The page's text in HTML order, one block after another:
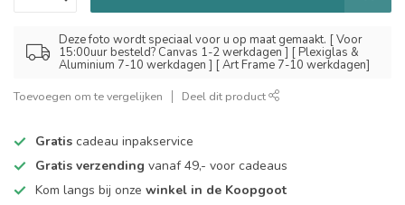
Deze foto wordt speciaal voor u op maat gemaakt. [ Voor
15:00uur besteld? Canvas 1-2 werkdagen ] [ Plexiglas &
Aluminium 7-10 werkdagen ] [ Art Frame 7-10 werkdagen]
Toevoegen om te vergelijken Deel dit product
Gratis cadeau inpakservice
Gratis verzending vanaf 49,- voor cadeaus
Kom langs bij onze winkel in de Koopgoot